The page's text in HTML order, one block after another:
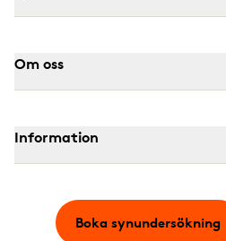
Om oss
Information
Boka synundersökning